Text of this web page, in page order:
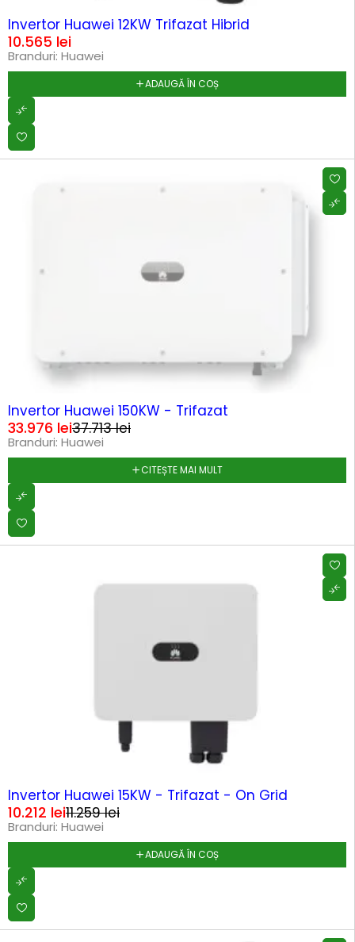
Invertor Huawei 12KW Trifazat Hibrid
10.565 lei
Branduri: Huawei
ADAUGĂ ÎN COȘ
Invertor Huawei 150KW - Trifazat
37.713lei
33.976 lei
Branduri: Huawei
CITEȘTE MAI MULT
HOT
Invertor Huawei 15KW - Trifazat - On Grid
11.259lei
10.212 lei
Branduri: Huawei
ADAUGĂ ÎN COȘ